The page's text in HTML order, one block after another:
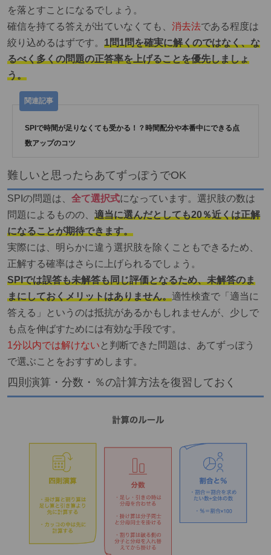
を落とすことになるでしょう。
確信を持てる答えが出ていなくても、 消去法である程度は
絞り込めるはずです。 1問1問を確実に解くのではなく、な
るべく多くの問題の正答率を上げることを優先しましょ
う。
SPIで時間が足りなくても受かる！？時間配分や本番中にできる点
数アップのコツ
難しいと思ったらあてずっぽうでOK
SPIの問題は、 全て選択式になっています。選択肢の数は
問題によるものの、 適当に選んだとしても20％近くは正解
になることが期待できます。
実際には、明らかに違う選択肢を除くこともできるため、
正解する確率はさらに上げられるでしょう。
SPIでは誤答も未解答も同じ評価となるため、未解答のま
まにしておくメリットはありません。適性検査で「適当に
答える」というのは抵抗があるかもしれませんが、少しで
も点を伸ばすためには有効な手段です。
1分以内では解けない と判断できた問題は、あてずっぽう
で選ぶことをおすすめします。
四則演算・分数・％の計算方法を復習しておく